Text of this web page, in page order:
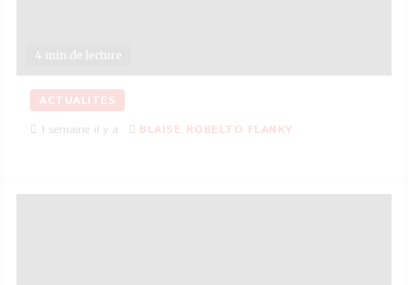
4 min de lecture
ACTUALITÉS
1 semaine il y a
BLAISE ROBELTO FLANKY